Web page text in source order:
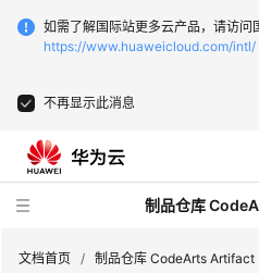
如需了解国际站更多云产品，请访问
https://www.huaweicloud.com/intl/
不再显示此消息
制品仓库
文档首页 / 制品仓库 CodeArts Artifact